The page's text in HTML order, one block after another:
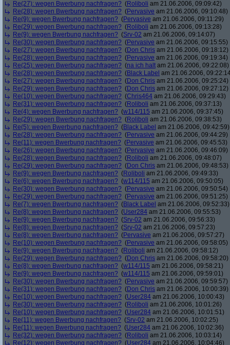
Re(27): wegen Bwerbung nachfragen? (Roliboli am 21.06.2006, 09:09:42)
Re(28): wegen Bwerbung nachfragen? (Pervasive am 21.06.2006, 09:10:48)
Re(9): wegen Bwerbung nachfragen? (Pervasive am 21.06.2006, 09:11:29)
Re(29): wegen Bwerbung nachfragen? (Roliboli am 21.06.2006, 09:13:28)
Re(9): wegen Bwerbung nachfragen? (Srv-02 am 21.06.2006, 09:14:07)
Re(30): wegen Bwerbung nachfragen? (Pervasive am 21.06.2006, 09:15:55)
Re(27): wegen Bwerbung nachfragen? (Don Chris am 21.06.2006, 09:18:12)
Re(28): wegen Bwerbung nachfragen? (Pervasive am 21.06.2006, 09:19:34)
Re(25): wegen Bwerbung nachfragen? (na ich halt am 21.06.2006, 09:22:08)
Re(28): wegen Bwerbung nachfragen? (Black Label am 21.06.2006,
Re(27): wegen Bwerbung nachfragen? (Don Chris am 21.06.2006, 09:25:24)
Re(29): wegen Bwerbung nachfragen? (Don Chris am 21.06.2006, 09:27:12)
Re(10): wegen Bwerbung nachfragen? (Chris464 am 21.06.2006, 09:29:43)
Re(31): wegen Bwerbung nachfragen? (Roliboli am 21.06.2006, 09:37:13)
Re(4): wegen Bwerbung nachfragen? (w114/115 am 21.06.2006, 09:37:45)
Re(29): wegen Bwerbung nachfragen? (Roliboli am 21.06.2006, 09:38:53)
Re(5): wegen Bwerbung nachfragen? (Black Label am 21.06.2006, 09:42:59)
Re(28): wegen Bwerbung nachfragen? (Pervasive am 21.06.2006, 09:44:29)
Re(11): wegen Bwerbung nachfragen? (Pervasive am 21.06.2006, 09:45:53)
Re(26): wegen Bwerbung nachfragen? (Pervasive am 21.06.2006, 09:46:09)
Re(28): wegen Bwerbung nachfragen? (Roliboli am 21.06.2006, 09:48:07)
Re(29): wegen Bwerbung nachfragen? (Don Chris am 21.06.2006, 09:48:53)
Re(9): wegen Bwerbung nachfragen? (Roliboli am 21.06.2006, 09:49:33)
Re(6): wegen Bwerbung nachfragen? (w114/115 am 21.06.2006, 09:50:05)
Re(30): wegen Bwerbung nachfragen? (Pervasive am 21.06.2006, 09:50:54)
Re(29): wegen Bwerbung nachfragen? (Pervasive am 21.06.2006, 09:51:25)
Re(7): wegen Bwerbung nachfragen? (Black Label am 21.06.2006, 09:52:33)
Re(8): wegen Bwerbung nachfragen? (User284 am 21.06.2006, 09:55:53)
Re(9): wegen Bwerbung nachfragen? (Srv-02 am 21.06.2006, 09:56:33)
Re(8): wegen Bwerbung nachfragen? (Srv-02 am 21.06.2006, 09:57:23)
Re(8): wegen Bwerbung nachfragen? (Pervasive am 21.06.2006, 09:57:27)
Re(10): wegen Bwerbung nachfragen? (Pervasive am 21.06.2006, 09:58:05)
Re(9): wegen Bwerbung nachfragen? (Roliboli am 21.06.2006, 09:58:12)
Re(29): wegen Bwerbung nachfragen? (Don Chris am 21.06.2006, 09:58:20)
Re(8): wegen Bwerbung nachfragen? (w114/115 am 21.06.2006, 09:58:21)
Re(9): wegen Bwerbung nachfragen? (w114/115 am 21.06.2006, 09:59:01)
Re(30): wegen Bwerbung nachfragen? (Pervasive am 21.06.2006, 09:59:57)
Re(31): wegen Bwerbung nachfragen? (Don Chris am 21.06.2006, 10:00:39)
Re(10): wegen Bwerbung nachfragen? (User284 am 21.06.2006, 10:00:43)
Re(30): wegen Bwerbung nachfragen? (Roliboli am 21.06.2006, 10:01:26)
Re(10): wegen Bwerbung nachfragen? (User284 am 21.06.2006, 10:01:51)
Re(11): wegen Bwerbung nachfragen? (Srv-02 am 21.06.2006, 10:02:25)
Re(11): wegen Bwerbung nachfragen? (User284 am 21.06.2006, 10:02:36)
Re(32): wegen Bwerbung nachfragen? (Roliboli am 21.06.2006, 10:03:14)
Re(12): wegen Bwerbung nachfragen? (User284 am 21.06.2006, 10:04:46)